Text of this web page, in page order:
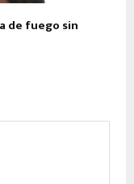
de fuego sin